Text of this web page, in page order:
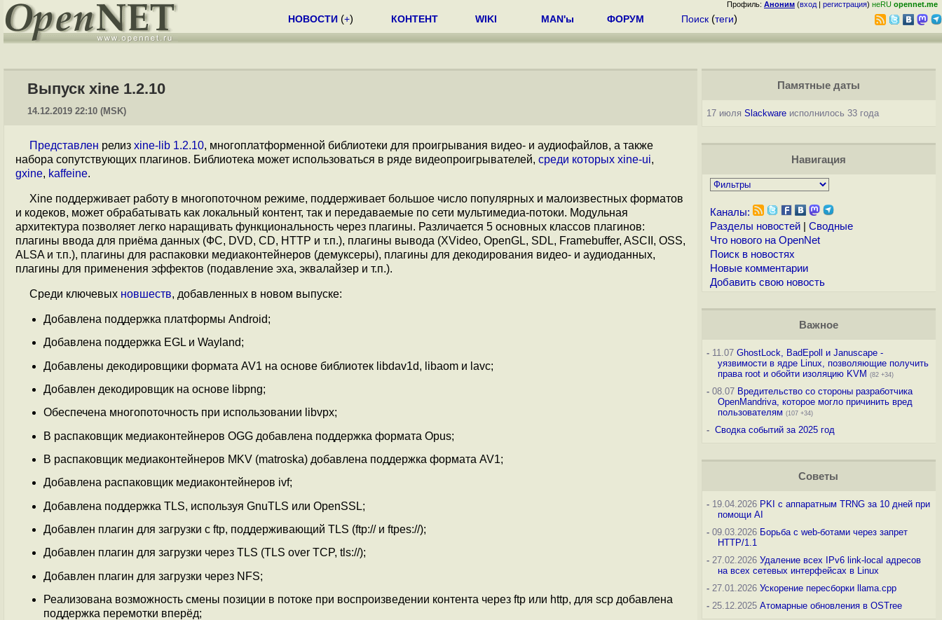
Профиль: Аноним (вход | регистрация) неRU opennet.me
НОВОСТИ (+) КОНТЕНТ WIKI MAN'ы ФОРУМ Поиск (теги)
Выпуск xine 1.2.10
14.12.2019 22:10 (MSK)
Представлен релиз xine-lib 1.2.10, многоплатформенной библиотеки для проигрывания видео- и аудиофайлов, а также
набора сопутствующих плагинов. Библиотека может использоваться в ряде видеопроигрывателей, среди которых xine-ui,
gxine, kaffeine.
Xine поддерживает работу в многопоточном режиме, поддерживает большое число популярных и малоизвестных форматов
и кодеков, может обрабатывать как локальный контент, так и передаваемые по сети мультимедиа-потоки. Модульная
архитектура позволяет легко наращивать функциональность через плагины. Различается 5 основных классов плагинов:
плагины ввода для приёма данных (ФС, DVD, CD, HTTP и т.п.), плагины вывода (XVideo, OpenGL, SDL, Framebuffer, ASCII, OSS,
ALSA и т.п.), плагины для распаковки медиаконтейнеров (демуксеры), плагины для декодирования видео- и аудиоданных,
плагины для применения эффектов (подавление эха, эквалайзер и т.п.).
Среди ключевых новшеств, добавленных в новом выпуске:
Добавлена поддержка платформы Android;
Добавлена поддержка EGL и Wayland;
Добавлены декодировщики формата AV1 на основе библиотек libdav1d, libaom и lavc;
Добавлен декодировщик на основе libpng;
Обеспечена многопоточность при использовании libvpx;
В распаковщик медиаконтейнеров OGG добавлена поддержка формата Opus;
В распаковщик медиаконтейнеров MKV (matroska) добавлена поддержка формата AV1;
Добавлена распаковщик медиаконтейнеров ivf;
Добавлена поддержка TLS, используя GnuTLS или OpenSSL;
Добавлен плагин для загрузки с ftp, поддерживающий TLS (ftp:// и ftpes://);
Добавлен плагин для загрузки через TLS (TLS over TCP, tls://);
Добавлен плагин для загрузки через NFS;
Реализована возможность смены позиции в потоке при воспроизведении контента через ftp или http, для scp добавлена
поддержка перемотки вперёд;
Памятные даты
17 июля Slackwareисполнилось 33 года
Навигация
Каналы:
Разделы новостей| Сводные
Что нового на OpenNet
Поиск в новостях
Новые комментарии
Добавить свою новость
Важное
-11.07 GhostLock, BadEpoll и Januscape -
уязвимости в ядре Linux, позволяющие получить
права root и обойти изоляцию KVM (82 +34)
-08.07 Вредительство со стороны разработчика
OpenMandriva, которое могло причинить вред
пользователям (107 +34)
- Сводка событий за 2025 год
Советы
-19.04.2026 PKI с аппаратным TRNG за 10 дней при
помощи AI
-09.03.2026 Борьба с web-ботами через запрет
HTTP/1.1
-27.02.2026 Удаление всех IPv6 link-local адресов
на всех сетевых интерфейсах в Linux
-27.01.2026 Ускорение пересборки llama.cpp
-25.12.2025 Атомарные обновления в OSTree